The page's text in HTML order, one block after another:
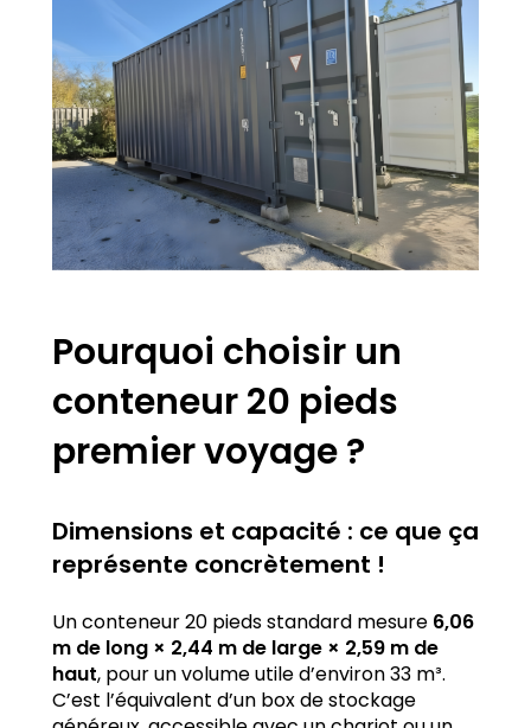
Pourquoi choisir un
conteneur 20 pieds
premier voyage ?
Dimensions et capacité : ce que ça
représente concrètement !
Un conteneur 20 pieds standard mesure 6,06
m de long × 2,44 m de large × 2,59 m de
haut, pour un volume utile d’environ 33 m³.
C’est l’équivalent d’un box de stockage